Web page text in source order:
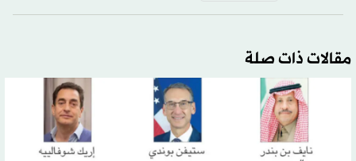
مقالات ذات صلة